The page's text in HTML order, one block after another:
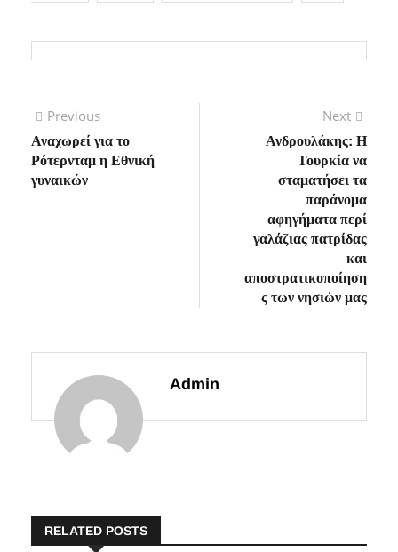
Πλοήγηση
άρθρων
PreviousPrevious
post:
Αναχωρεί για το
Ρότερνταμ η Εθνική
γυναικών
Next
post:
Ανδρουλάκης: Η
Τουρκία να
σταματήσει τα
παράνομα
αφηγήματα περί
γαλάζιας πατρίδας
και
αποστρατικοποίηση
ς των νησιών μας
Admin
RELATED POSTS